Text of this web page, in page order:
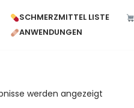
SCHMERZMITTEL LISTE
ANWENDUNGEN
werden angezeigt